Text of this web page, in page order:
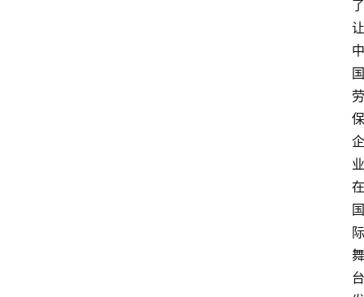
了
让
中
国
劳
保
企
业
在
国
际
舞
台